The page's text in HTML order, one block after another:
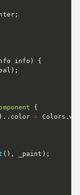
;
info )
{
) ;
{
) . . color = Colors .
( ) , _paint ) ;